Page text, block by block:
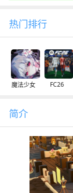
热门排行
魔法少女 FC26
简介